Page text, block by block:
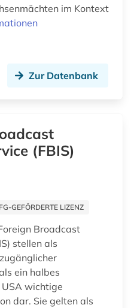
(1)
im Kontext
Zur Datenbank
(FBIS)
GEFÖRDERTE LIZENZ
Broadcast
stellen als
ein halbes
USA wichtige
dar. Sie gelten als